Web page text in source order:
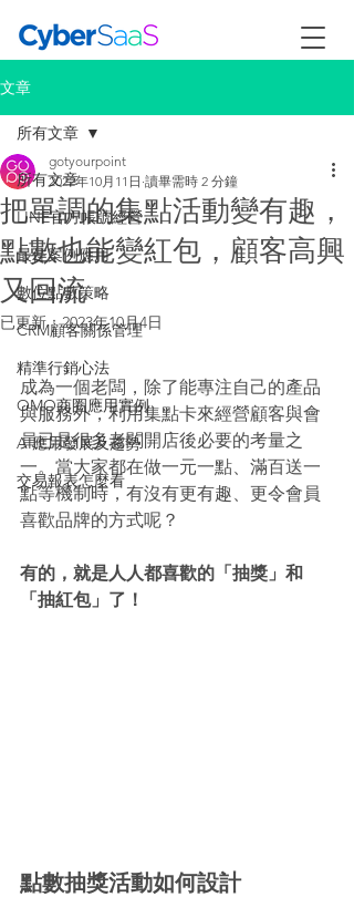
文章
所有文章
LINE官方帳號經營
最佳案例應用
數位點數策略
CRM顧客關係管理
精準行銷心法
OMO商圈應用實例
AI應用發展及趨勢
交易報表怎麼看
所有文章
把單調的集點活動變有趣，
點數也能變紅包，顧客高興
又回流
gotyourpoint
2022年10月11日 讀畢需時 2 分鐘
已更新：2023年10月4日
成為一個老闆，除了能專注自己的產品
與服務外，利用集點卡來經營顧客與會
員已是很多老闆開店後必要的考量之
一。當大家都在做一元一點、滿百送一
點等機制時，有沒有更有趣、更令會員
喜歡品牌的方式呢？
有的，就是人人都喜歡的「抽獎」和
「抽紅包」了！
點數抽獎活動如何設計